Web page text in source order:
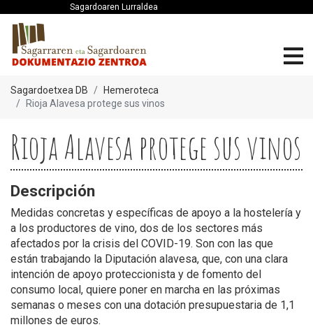
Sagardoaren Lurraldea
Sagardoetxea DB
Hemeroteca
Rioja Alavesa protege sus vinos
Rioja Alavesa protege sus vinos
Descripción
Medidas concretas y específicas de apoyo a la hostelería y
a los productores de vino, dos de los sectores más
afectados por la crisis del COVID-19. Son con las que
están trabajando la Diputación alavesa, que, con una clara
intención de apoyo proteccionista y de fomento del
consumo local, quiere poner en marcha en las próximas
semanas o meses con una dotación presupuestaria de 1,1
millones de euros.